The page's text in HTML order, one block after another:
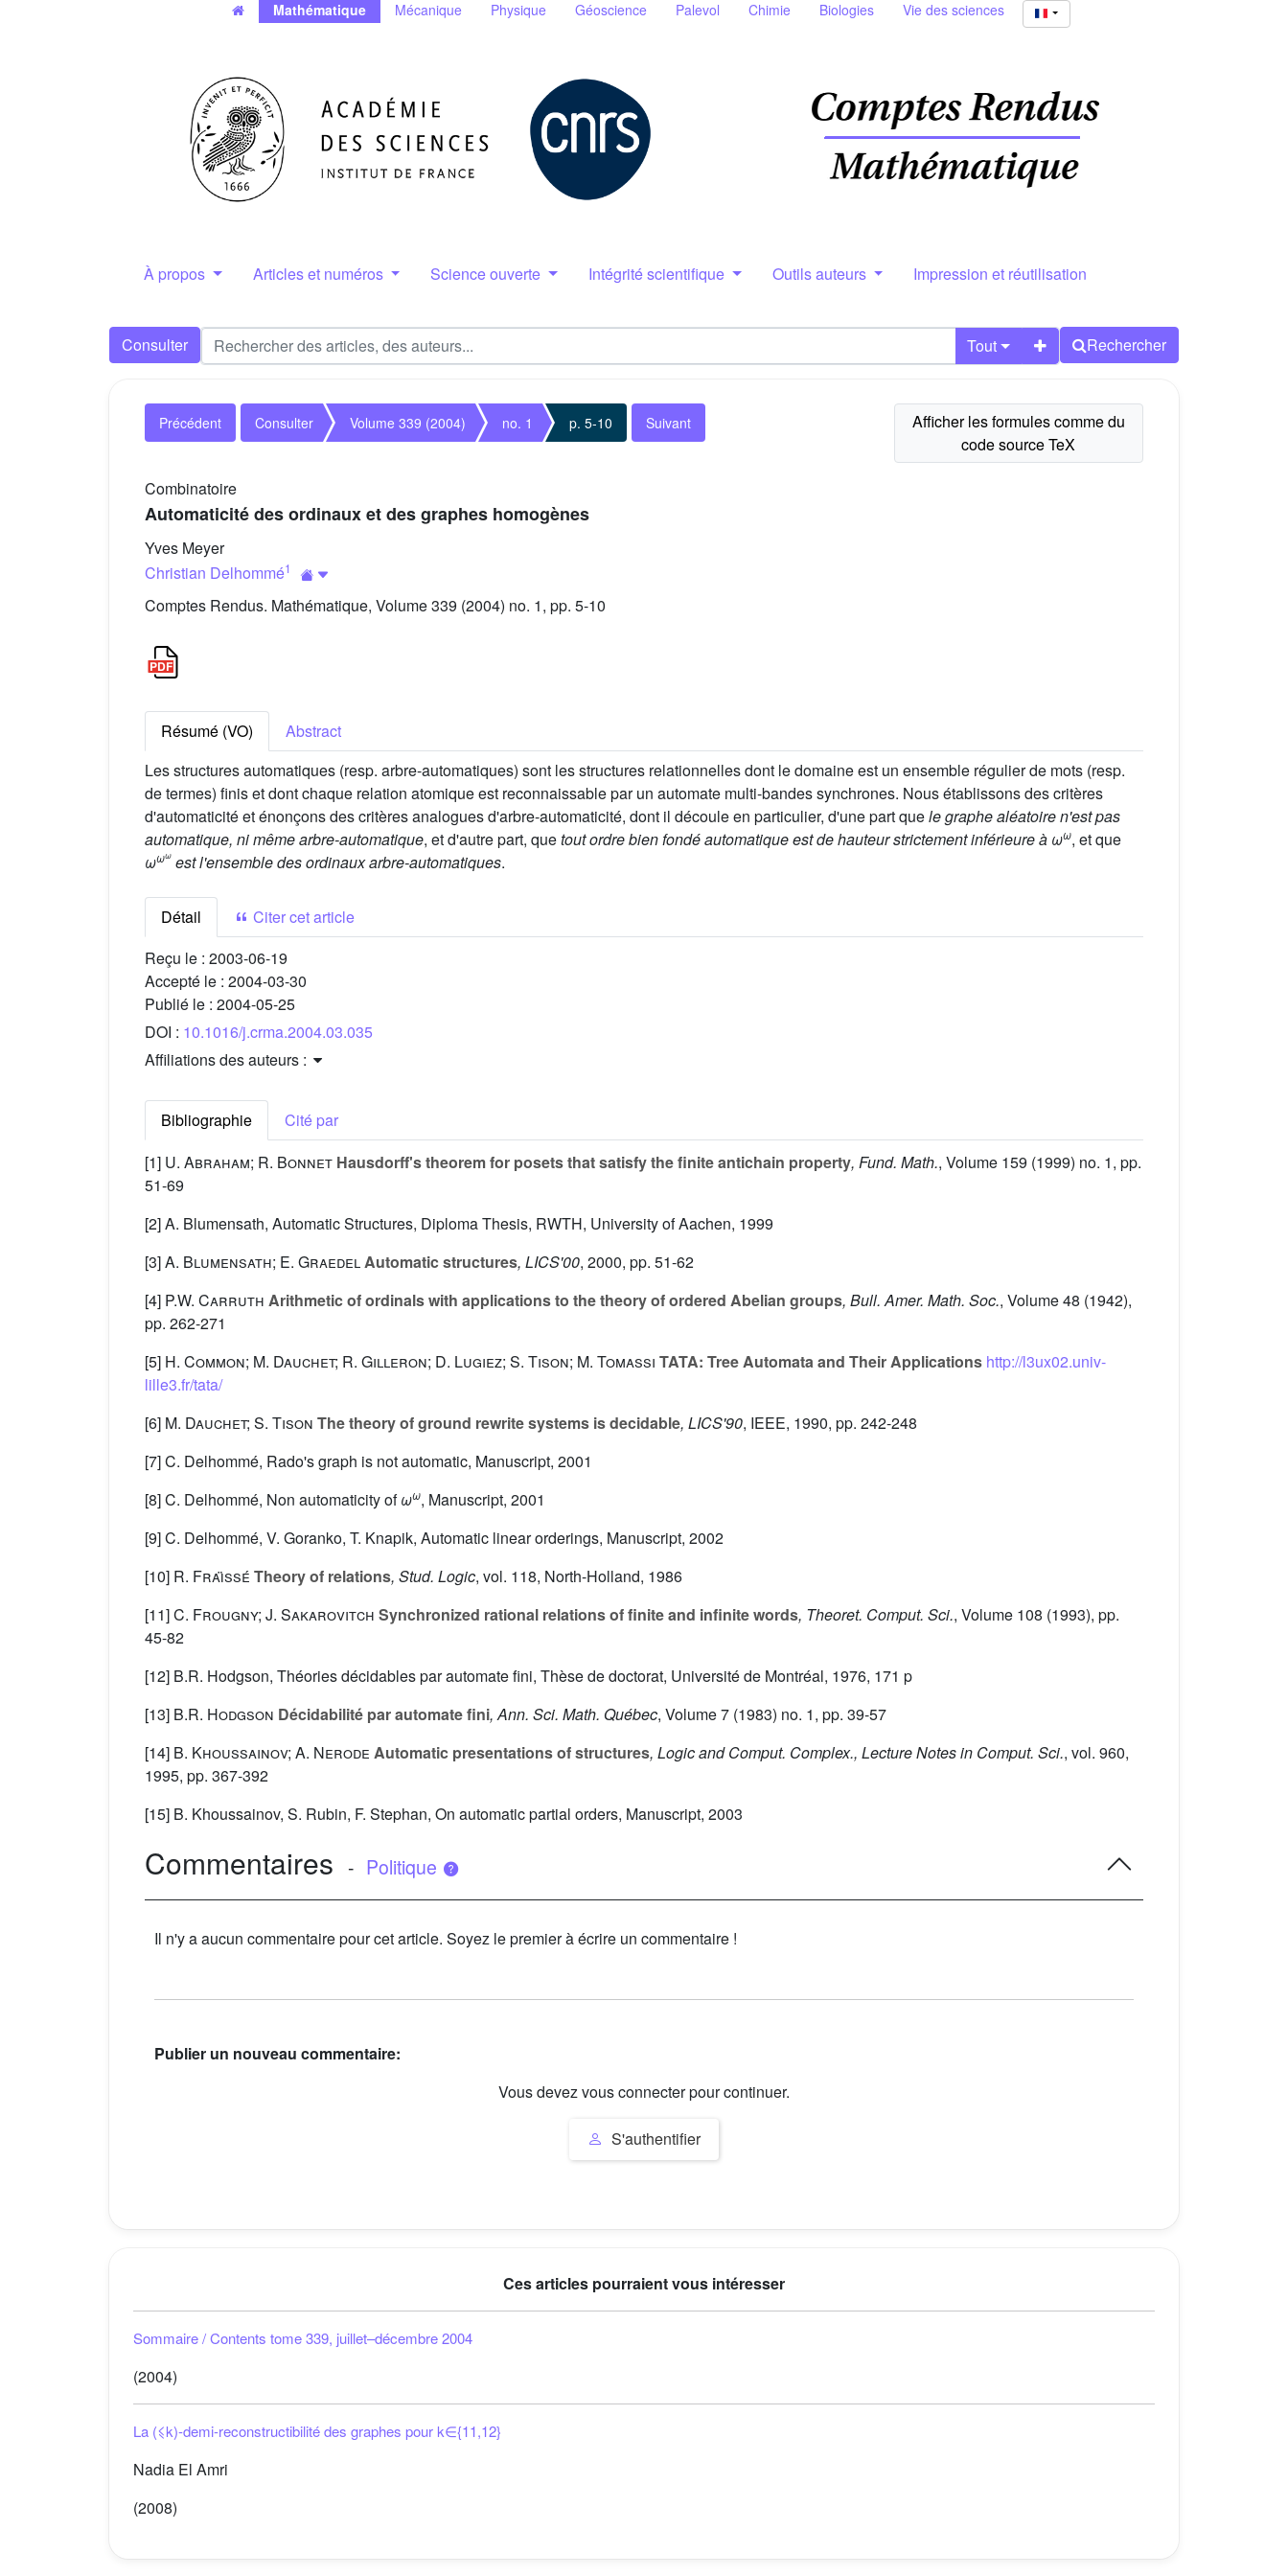
Mathématique Mécanique Physique Géoscience Palevol Chimie Biologies Vie des sciences
À propos Articles et numéros Science ouverte Intégrité scientifique Outils auteurs Impression et réutilisation
Consulter Tout Rechercher
Précédent Consulter Volume 339 (2004) no. 1 p. 5-10 Suivant
Combinatoire
Automaticité des ordinaux et des graphes homogènes
Yves Meyer
Christian Delhommé1
Comptes Rendus. Mathématique, Volume 339 (2004) no. 1, pp. 5-10
Résumé (VO)
Abstract
Les structures automatiques (resp. arbre-automatiques) sont les structures relationnelles dont le domaine est un ensemble régulier de mots (resp.
de termes) finis et dont chaque relation atomique est reconnaissable par un automate multi-bandes synchrones. Nous établissons des critères
d'automaticité et énonçons des critères analogues d'arbre-automaticité, dont il découle en particulier, d'une part quele graphe aléatoire n'est pas
automatique, ni même arbre-automatique, et d'autre part, quetout ordre bien fondé automatique est de hauteur strictement inférieure à ωω, et que
ωωω est l'ensemble des ordinaux arbre-automatiques.
Détail
Citer cet article
Reçu le : 2003-06-19
Accepté le : 2004-03-30
Publié le : 2004-05-25
DOI : 10.1016/j.crma.2004.03.035
Affiliations des auteurs :
Bibliographie
Cité par
[1] U. Abraham; R. Bonnet Hausdorff's theorem for posets that satisfy the finite antichain property, Fund. Math., Volume 159 (1999) no. 1, pp.
51-69
[2] A. Blumensath, Automatic Structures, Diploma Thesis, RWTH, University of Aachen, 1999
[3]A. Blumensath; E. GraedelAutomatic structures, LICS'00, 2000, pp. 51-62
[4] P.W. Carruth Arithmetic of ordinals with applications to the theory of ordered Abelian groups, Bull. Amer. Math. Soc., Volume 48 (1942),
pp. 262-271
[5] H. Common; M. Dauchet; R. Gilleron; D. Lugiez; S. Tison; M. Tomassi TATA: Tree Automata and Their Applications http://l3ux02.univ-
lille3.fr/tata/
[6] M. Dauchet; S. Tison The theory of ground rewrite systems is decidable, LICS'90, IEEE, 1990, pp. 242-248
[7] C. Delhommé, Rado's graph is not automatic, Manuscript, 2001
[8] C. Delhommé, Non automaticity ofωω, Manuscript, 2001
[9] C. Delhommé, V. Goranko, T. Knapik, Automatic linear orderings, Manuscript, 2002
[10] R. Fraı̈ssé Theory of relations, Stud. Logic, vol. 118, North-Holland, 1986
[11]C. Frougny; J. Sakarovitch Synchronized rational relations of finite and infinite words, Theoret. Comput. Sci., Volume 108 (1993), pp.
45-82
[12] B.R. Hodgson, Théories décidables par automate fini, Thèse de doctorat, Université de Montréal, 1976, 171 p
[13] B.R. Hodgson Décidabilité par automate fini, Ann. Sci. Math. Québec, Volume 7 (1983) no. 1, pp. 39-57
[14] B. Khoussainov; A. Nerode Automatic presentations of structures, Logic and Comput. Complex., Lecture Notes in Comput. Sci., vol. 960,
1995, pp. 367-392
[15] B. Khoussainov, S. Rubin, F. Stephan, On automatic partial orders, Manuscript, 2003
Commentaires - Politique
Il n'y a aucun commentaire pour cet article. Soyez le premier à écrire un commentaire !
Publier un nouveau commentaire:
Vous devez vous connecter pour continuer.
S'authentifier
Ces articles pourraient vous intéresser
Sommaire / Contents tome 339, juillet–décembre 2004
(2004)
La (⩽k)-demi-reconstructibilité des graphes pour k∈{11,12}
Nadia El Amri
(2008)